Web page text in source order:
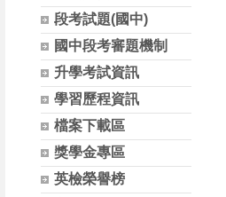
段考試題(國中)
國中段考審題機制
升學考試資訊
學習歷程資訊
檔案下載區
獎學金專區
英檢榮譽榜